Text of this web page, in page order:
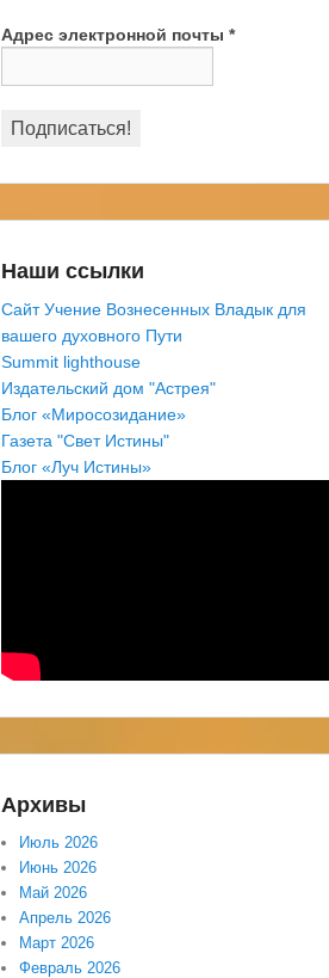
Адрес электронной почты *
Наши ссылки
Сайт Учение Вознесенных Владык для
вашего духовного Пути
Summit lighthouse
Издательский дом "Астрея"
Блог «Миросозидание»
Газета "Свет Истины"
Блог «Луч Истины»
Архивы
Июль 2026
Июнь 2026
Май 2026
Апрель 2026
Март 2026
Февраль 2026